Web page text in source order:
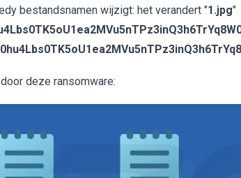
bestandsnamen wijzigt: het verandert "1.jpg"
deze ransomware: